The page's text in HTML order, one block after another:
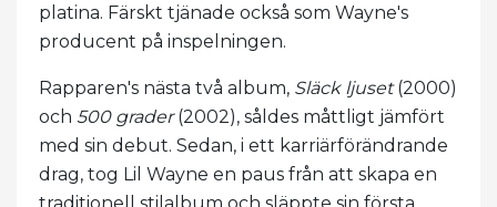
platina. Färskt tjänade också som Wayne's
producent på inspelningen.
Rapparen's nästa två album, Släck ljuset(2000)
och 500 grader(2002), såldes måttligt jämfört
med sin debut. Sedan, i ett karriärförändrande
drag, tog Lil Wayne en paus från att skapa en